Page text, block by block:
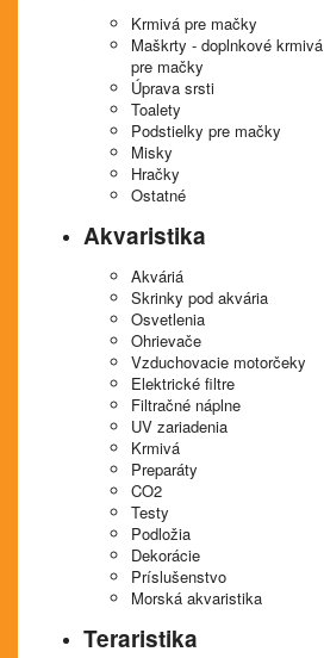
Krmivá pre mačky
Maškrty - doplnkové krmivá
pre mačky
Úprava srsti
Toalety
Podstielky pre mačky
Misky
Hračky
Ostatné
Akvaristika
Akváriá
Skrinky pod akvária
Osvetlenia
Ohrievače
Vzduchovacie motorčeky
Elektrické filtre
Filtračné náplne
UV zariadenia
Krmivá
Preparáty
CO2
Testy
Podložia
Dekorácie
Príslušenstvo
Morská akvaristika
Teraristika